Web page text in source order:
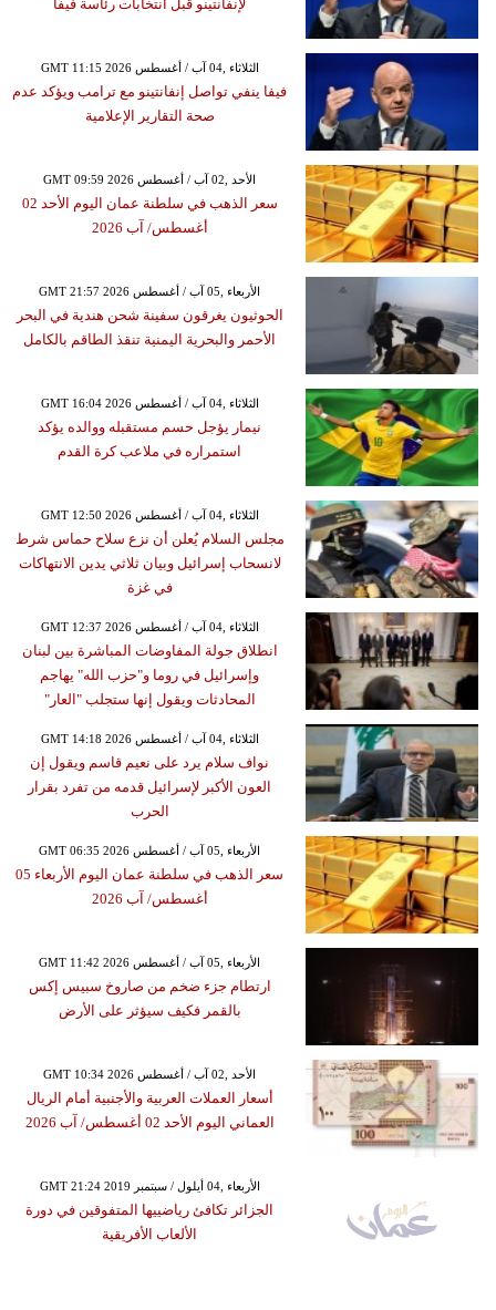
لإنفانتينو قبل انتخابات رئاسة فيفا
GMT 11:15 2026 الثلاثاء ,04 آب / أغسطس
فيفا ينفي تواصل إنفانتينو مع ترامب ويؤكد عدم
صحة التقارير الإعلامية
GMT 09:59 2026 الأحد ,02 آب / أغسطس
سعر الذهب في سلطنة عمان اليوم الأحد 02
أغسطس/ آب 2026
GMT 21:57 2026 الأربعاء ,05 آب / أغسطس
الحوثيون يغرقون سفينة شحن هندية في البحر
الأحمر والبحرية اليمنية تنقذ الطاقم بالكامل
GMT 16:04 2026 الثلاثاء ,04 آب / أغسطس
نيمار يؤجل حسم مستقبله ووالده يؤكد
استمراره في ملاعب كرة القدم
GMT 12:50 2026 الثلاثاء ,04 آب / أغسطس
مجلس السلام يُعلن أن نزع سلاح حماس شرط
لانسحاب إسرائيل وبيان ثلاثي يدين الانتهاكات
في غزة
GMT 12:37 2026 الثلاثاء ,04 آب / أغسطس
انطلاق جولة المفاوضات المباشرة بين لبنان
وإسرائيل في روما و"حزب الله" يهاجم
المحادثات ويقول إنها ستجلب "العار"
GMT 14:18 2026 الثلاثاء ,04 آب / أغسطس
نواف سلام يرد على نعيم قاسم ويقول إن
العون الأكبر لإسرائيل قدمه من تفرد بقرار
الحرب
GMT 06:35 2026 الأربعاء ,05 آب / أغسطس
سعر الذهب في سلطنة عمان اليوم الأربعاء 05
أغسطس/ آب 2026
GMT 11:42 2026 الأربعاء ,05 آب / أغسطس
ارتطام جزء ضخم من صاروخ سبيس إكس
بالقمر فكيف سيؤثر على الأرض
GMT 10:34 2026 الأحد ,02 آب / أغسطس
أسعار العملات العربية والأجنبية أمام الريال
العماني اليوم الأحد 02 أغسطس/ آب 2026
GMT 21:24 2019 الأربعاء ,04 أيلول / سبتمبر
الجزائر تكافئ رياضييها المتفوقين في دورة
الألعاب الأفريقية